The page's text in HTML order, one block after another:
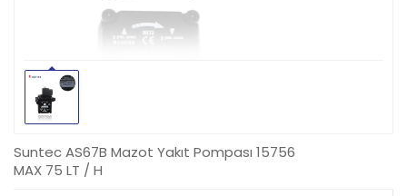
Suntec AS67B Mazot Yakıt Pompası 15756
MAX 75 LT / H